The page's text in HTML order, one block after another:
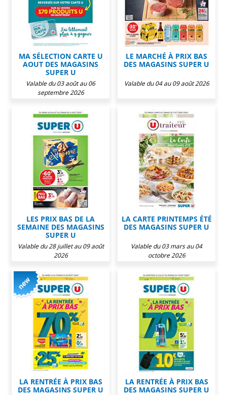
MA SÉLECTION CARTE U
AOUT DES MAGASINS
SUPER U
Valable du 03 août au 06
septembre 2026
LE MARCHÉ À PRIX BAS
DES MAGASINS SUPER U
Valable du 04 au 09 août 2026
LES PRIX BAS DE LA
SEMAINE DES MAGASINS
SUPER U
Valable du 28 juillet au 09 août
2026
LA CARTE PRINTEMPS ÉTÉ
DES MAGASINS SUPER U
Valable du 03 mars au 04
octobre 2026
LA RENTRÉE À PRIX BAS
DES MAGASINS SUPER U
LA RENTRÉE À PRIX BAS
DES MAGASINS SUPER U